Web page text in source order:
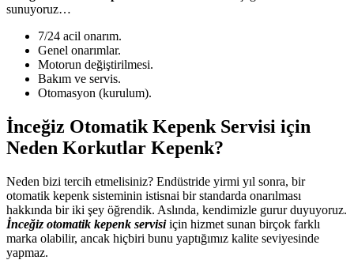
sunuyoruz…
7/24 acil onarım.
Genel onarımlar.
Motorun değiştirilmesi.
Bakım ve servis.
Otomasyon (kurulum).
İnceğiz Otomatik Kepenk Servisi için
Neden Korkutlar Kepenk?
Neden bizi tercih etmelisiniz? Endüstride yirmi yıl sonra, bir
otomatik kepenk sisteminin istisnai bir standarda onarılması
hakkında bir iki şey öğrendik. Aslında, kendimizle gurur duyuyoruz.
İnceğiz otomatik kepenk servisiiçin hizmet sunan birçok farklı
marka olabilir, ancak hiçbiri bunu yaptığımız kalite seviyesinde
yapmaz.